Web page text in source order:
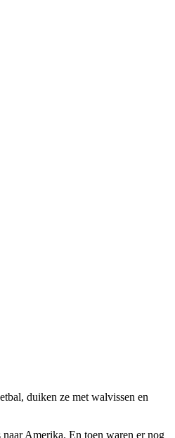
duiken ze met walvissen en
Amerika. En toen waren er nog